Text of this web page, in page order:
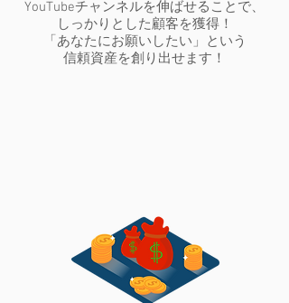
YouTubeチャンネルを伸ばせることで、
しっかりとした顧客を獲得！
「あなたにお願いしたい」という
​信頼資産を創り出せます！